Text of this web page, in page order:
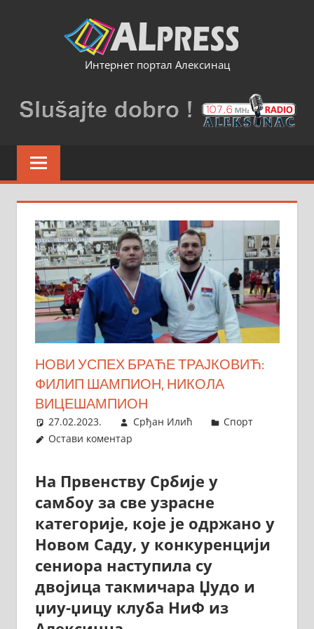
Интернет портал Алексинац
НОВИ УСПЕХ БРАЋЕ ТРАЈКОВИЋ:
ФИЛИП ШАМПИОН, НИКОЛА
ВИЦЕШАМПИОН
27.02.2023. Срђан Илић
Спорт
Остави коментар
На Првенству Србије у
самбоу за све узрасне
категорије, које је одржано у
Новом Саду, у конкуренцији
сениора наступила су
двојица такмичара Џудо и
џиу-џицу клуба НиФ из